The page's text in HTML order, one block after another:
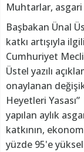
Muhtarlar,
Başbakan Ünal
katkı artışıyla
Cumhuriyet
Üstel yazılı
onaylanan
Heyetleri
yapılan aylık
katkının,
yüzde 95'e